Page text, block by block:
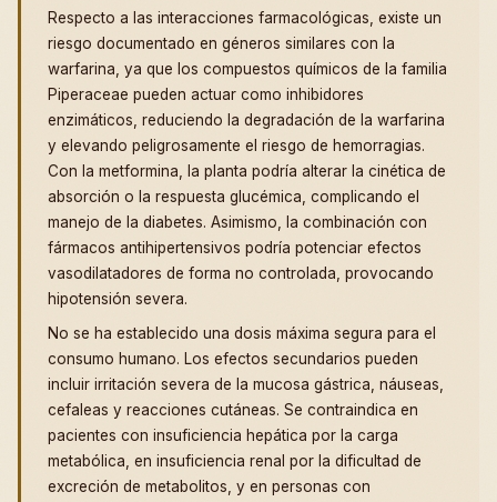
Respecto a las interacciones farmacológicas, existe un
riesgo documentado en géneros similares con la
warfarina, ya que los compuestos químicos de la familia
Piperaceae pueden actuar como inhibidores
enzimáticos, reduciendo la degradación de la warfarina
y elevando peligrosamente el riesgo de hemorragias.
Con la metformina, la planta podría alterar la cinética de
absorción o la respuesta glucémica, complicando el
manejo de la diabetes. Asimismo, la combinación con
fármacos antihipertensivos podría potenciar efectos
vasodilatadores de forma no controlada, provocando
hipotensión severa.
No se ha establecido una dosis máxima segura para el
consumo humano. Los efectos secundarios pueden
incluir irritación severa de la mucosa gástrica, náuseas,
cefaleas y reacciones cutáneas. Se contraindica en
pacientes con insuficiencia hepática por la carga
metabólica, en insuficiencia renal por la dificultad de
excreción de metabolitos, y en personas con